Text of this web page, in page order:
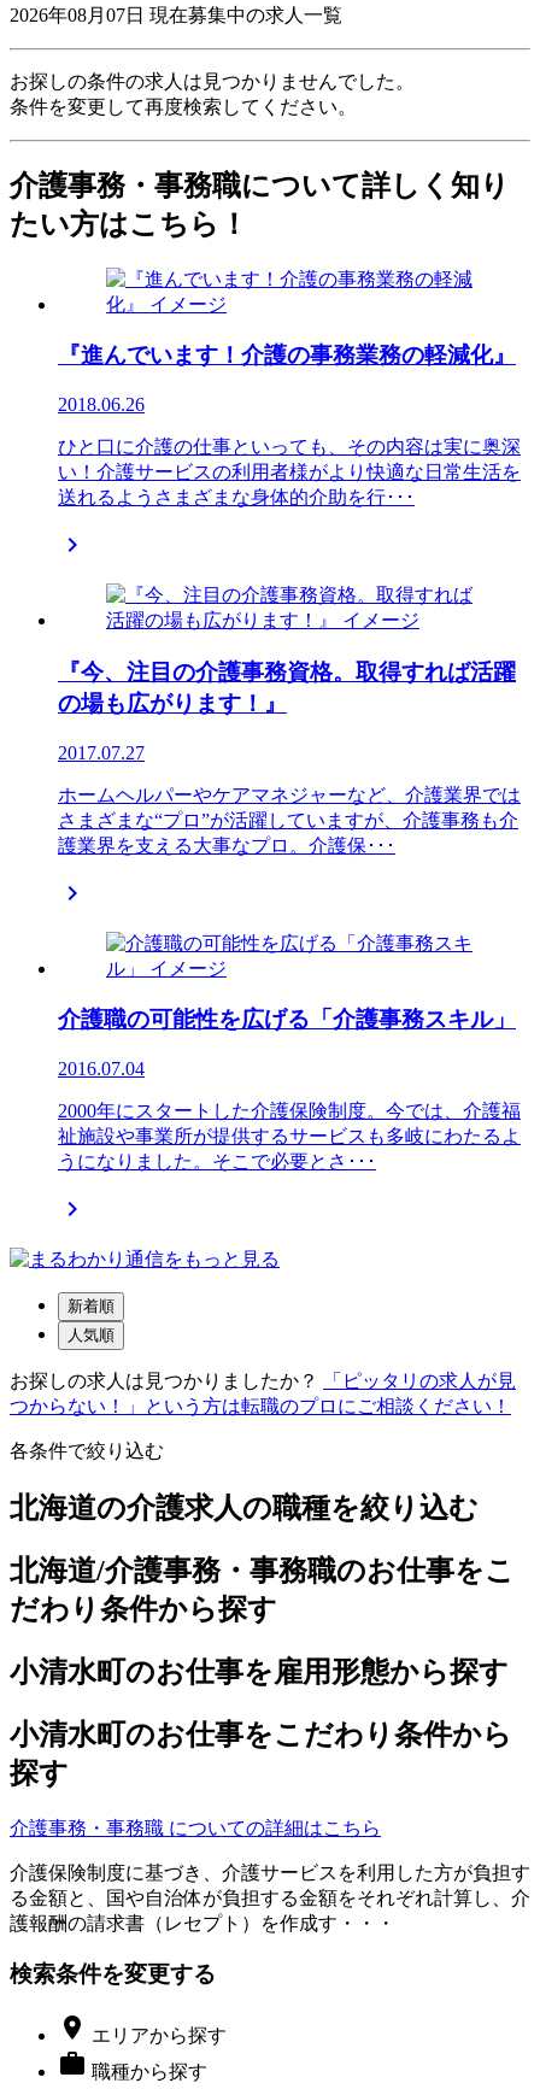
2026年08月07日 現在募集中の求人一覧
お探しの条件の求人は見つかりませんでした。
条件を変更して再度検索してください。
介護事務・事務職について詳しく知り
たい方はこちら！
『進んでいます！介護の事務業務の軽減化』
2018.06.26
ひと口に介護の仕事といっても、その内容は実に奥深
い！介護サービスの利用者様がより快適な日常生活を
送れるようさまざまな身体的介助を行･･･

『今、注目の介護事務資格。取得すれば活躍
の場も広がります！』
2017.07.27
ホームヘルパーやケアマネジャーなど、介護業界では
さまざまな“プロ”が活躍していますが、介護事務も介
護業界を支える大事なプロ。介護保･･･

介護職の可能性を広げる「介護事務スキル」
2016.07.04
2000年にスタートした介護保険制度。今では、介護福
祉施設や事業所が提供するサービスも多岐にわたるよ
うになりました。そこで必要とさ･･･

新着順
人気順
お探しの求人は見つかりましたか？
「ピッタリの求人が見
つからない！」という方は転職のプロにご相談ください！
各条件で絞り込む
北海道の介護求人の職種を絞り込む
北海道/介護事務・事務職のお仕事をこ
だわり条件から探す
小清水町のお仕事を雇用形態から探す
小清水町のお仕事をこだわり条件から
探す
介護事務・事務職 についての詳細はこちら
介護保険制度に基づき、介護サービスを利用した方が負担す
る金額と、国や自治体が負担する金額をそれぞれ計算し、介
護報酬の請求書（レセプト）を作成す・・・
検索条件を変更する
 エリアから探す
 職種から探す